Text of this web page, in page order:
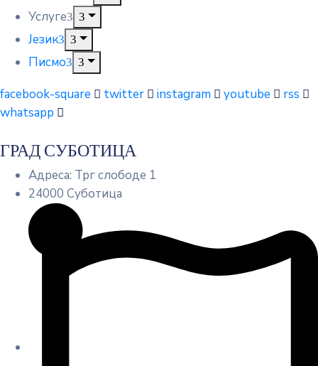
Услуге
Језик
Писмо
facebook-square
twitter instagram youtube
rss
whatsapp
ГРАД СУБОТИЦА
Адреса: Трг слободе 1
24000 Суботица